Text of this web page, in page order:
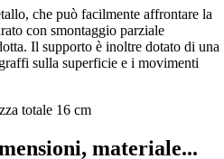
che può facilmente affrontare la
con smontaggio parziale
Il supporto è inoltre dotato di una
sulla superficie e i movimenti
totale 16 cm
materiale...